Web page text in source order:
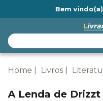
Bem
Home Livros
A Lenda de Drizzt